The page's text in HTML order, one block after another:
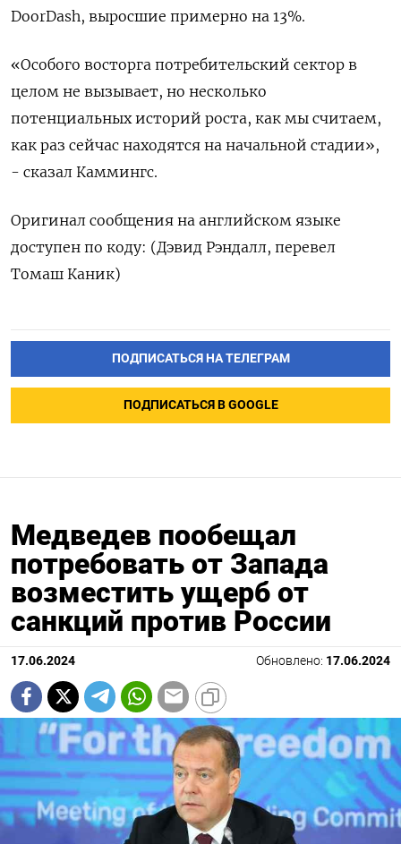
DoorDash, выросшие примерно на 13%.
«Особого восторга потребительский сектор в
целом не вызывает, но несколько
потенциальных историй роста, как мы считаем,
как раз сейчас находятся на начальной стадии»,
- сказал Каммингс.
Оригинал сообщения на английском языке
доступен по коду: (Дэвид Рэндалл, перевел
Томаш Каник)
ПОДПИСАТЬСЯ НА ТЕЛЕГРАМ
ПОДПИСАТЬСЯ В GOOGLE
Медведев пообещал
потребовать от Запада
возместить ущерб от
санкций против России
17.06.2024 Обновлено: 17.06.2024